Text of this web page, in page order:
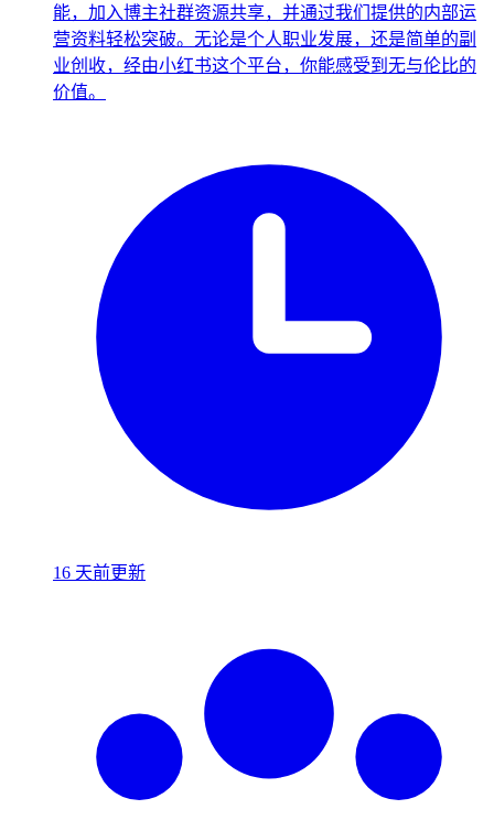
能，加入博主社群资源共享，并通过我们提供的内部运
营资料轻松突破。无论是个人职业发展，还是简单的副
业创收，经由小红书这个平台，你能感受到无与伦比的
价值。
16 天前更新